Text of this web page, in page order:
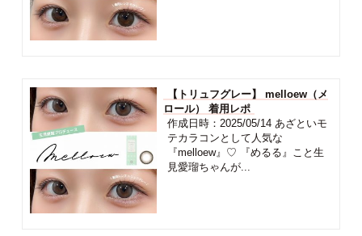
【トリュフグレー】 melloew（メ
ロール） 着用レポ
作成日時：2025/05/14 あざといモ
テカラコンとして人気な
『melloew』♡ 『めるる』こと生
見愛瑠ちゃんが...